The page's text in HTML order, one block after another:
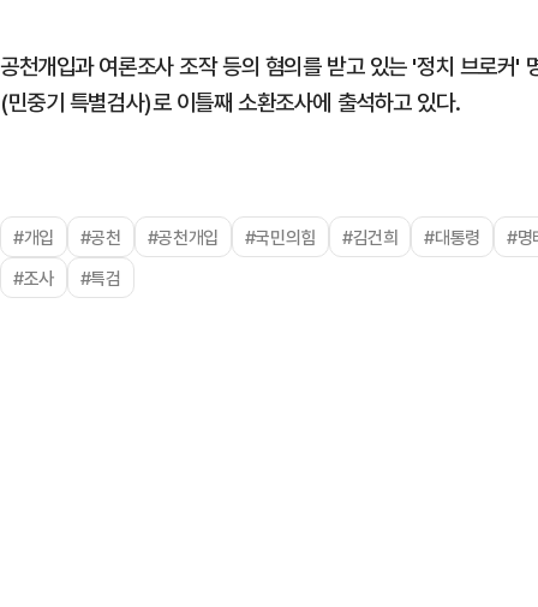
공천개입과 여론조사 조작 등의 혐의를 받고 있는 '정치 브로커'
(민중기 특별검사)로 이틀째 소환조사에 출석하고 있다.
#개입 #공천 #공천개입 #국민의힘 #김건희 #대통령
#명
#조사
#특검